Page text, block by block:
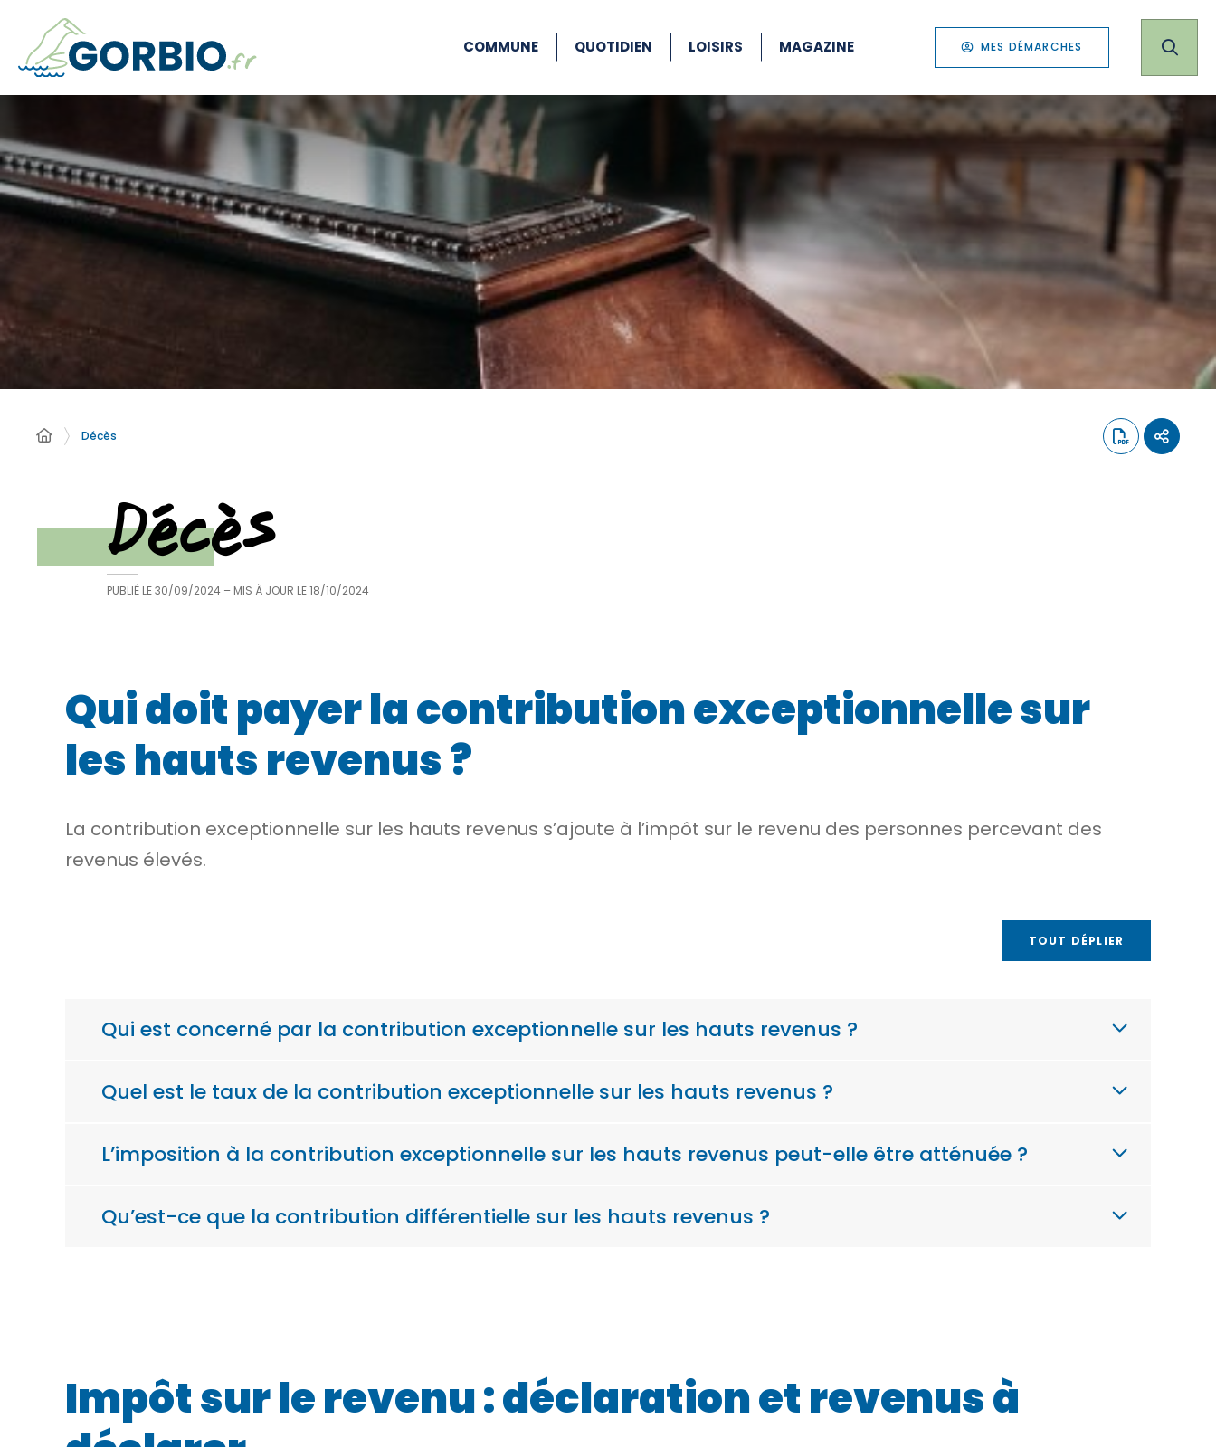
COMMUNE QUOTIDIEN LOISIRS MAGAZINE MES DÉMARCHES
Décès
Décès
PUBLIÉ LE30/09/2024 – MIS À JOUR LE18/10/2024
Qui doit payer la contribution exceptionnelle sur
les hauts revenus ?
La contribution exceptionnelle sur les hauts revenus s’ajoute à l’impôt sur le revenu des personnes percevant des
revenus élevés.
TOUT DÉPLIER
Qui est concerné par la contribution exceptionnelle sur les hauts revenus ?
Quel est le taux de la contribution exceptionnelle sur les hauts revenus ?
L’imposition à la contribution exceptionnelle sur les hauts revenus peut-elle être atténuée ?
Qu’est-ce que la contribution différentielle sur les hauts revenus ?
Impôt sur le revenu : déclaration et revenus à